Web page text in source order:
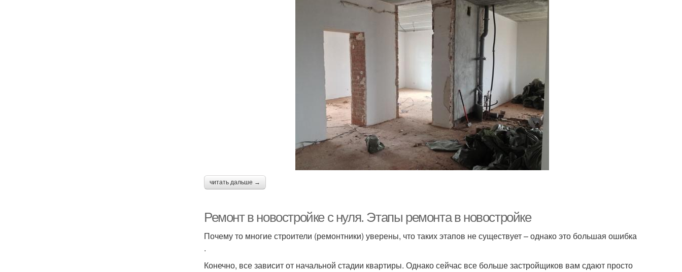
читать дальше →
Ремонт в новостройке с нуля. Этапы ремонта в новостройке
Почему то многие строители (ремонтники) уверены, что таких этапов не существует – однако это большая ошибка
.
Конечно, все зависит от начальной стадии квартиры. Однако сейчас все больше застройщиков вам сдают просто